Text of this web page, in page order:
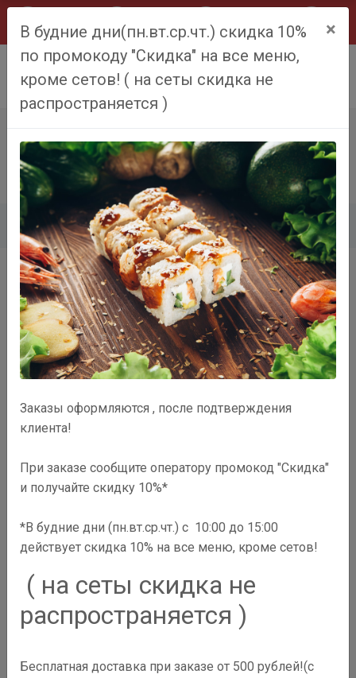
ФИЛАДЕЛЬФИЯ С КРЕВЕТКОЙ
Главная Меню Филадельфия с креветкой
570₽ В корзину
В будние дни(пн.вт.ср.чт.) скидка 10%
по промокоду "Скидка" на все меню,
кроме сетов! ( на сеты скидка не
распространяется )
×
Заказы оформляются , после подтверждения
клиента!
При заказе сообщите оператору промокод "Скидка"
и получайте скидку 10%*
*В будние дни (пн.вт.ср.чт.) с 10:00 до 15:00
действует скидка 10% на все меню, кроме сетов!
( на сеты скидка не
распространяется )
Бесплатная доставка при заказе от 500 рублей!(с